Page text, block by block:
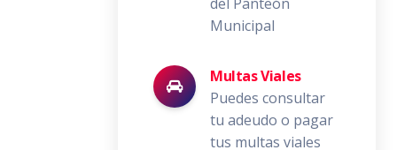
Municipal
Multas Viales
Puedes consultar
tu adeudo o pagar
tus multas viales